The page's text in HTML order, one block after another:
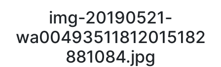
img-20190521-
wa00493511812015182
881084.jpg